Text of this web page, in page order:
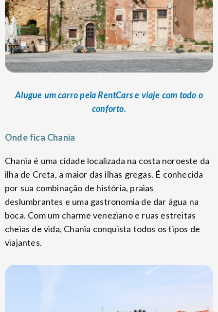
Alugue um carro pela RentCars e viaje com todo o
conforto.
Onde fica Chania
Chania é uma cidade localizada na costa noroeste da
ilha de Creta, a maior das ilhas gregas. É conhecida
por sua combinação de história, praias
deslumbrantes e uma gastronomia de dar água na
boca. Com um charme veneziano e ruas estreitas
cheias de vida, Chania conquista todos os tipos de
viajantes.